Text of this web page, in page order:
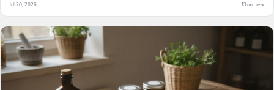
Jul 20, 2026 13 min read